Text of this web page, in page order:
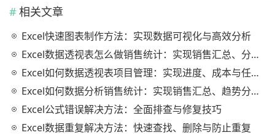
相关文章
Excel快速图表制作方法：实现数据可视化与高效分析
Excel数据透视表怎么做销售统计：实现销售汇总、分析与动态监控
Excel如何数据透视表项目管理：实现进度、成本与任务的高效分析
Excel如何数据分析销售统计：实现销售汇总、趋势分析与业绩优化
Excel公式错误解决方法：全面排查与修复技巧
Excel数据重复解决方法：快速查找、删除与防止重复